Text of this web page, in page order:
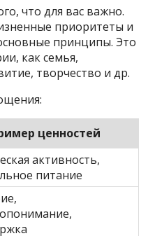
что для вас важно.
приоритеты и
принципы. Это
как семья,
творчество и др.
ценностей
активность,
питание